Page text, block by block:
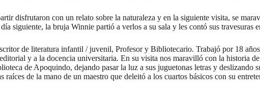
disfrutaron con un relato sobre la naturaleza y en la siguiente visita, se
siguiente, la bruja Winnie partió a verlos a su sala y les contó sus travesuras
de literatura infantil / juvenil, Profesor y Bibliotecario. Trabajó por 18
y a la docencia universitaria. En su visita nos maravilló con la historia
de Apoquindo, dejando pasar la luz a sus juguetonas letras y deslizando
de la mano de un maestro que deleitó a los cuartos básicos con su